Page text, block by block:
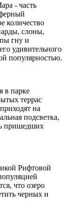
- часть
количество
слоны,
гну и
удивительного
популярностью.
в парке
террас
на
подсветка,
пришедших
Рифтовой
что озеро
черных и